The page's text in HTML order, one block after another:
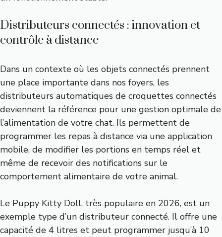
Distributeurs connectés : innovation et
contrôle à distance
Dans un contexte où les objets connectés prennent
une place importante dans nos foyers, les
distributeurs automatiques de croquettes connectés
deviennent la référence pour une gestion optimale de
l’alimentation de votre chat. Ils permettent de
programmer les repas à distance via une application
mobile, de modifier les portions en temps réel et
même de recevoir des notifications sur le
comportement alimentaire de votre animal.
Le Puppy Kitty Doll, très populaire en 2026, est un
exemple type d’un distributeur connecté. Il offre une
capacité de 4 litres et peut programmer jusqu’à 10